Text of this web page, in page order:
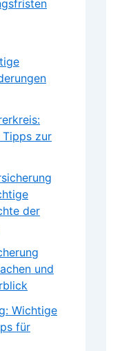
zur
der
und
Wichtige
für